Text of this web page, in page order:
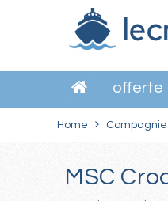
offerte
Home Compagnie
MSC